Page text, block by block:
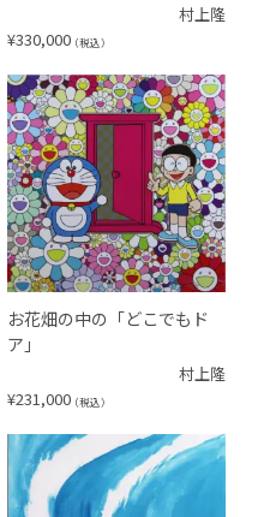
村上隆
¥330,000 （税込）
お花畑の中の「どこでもド
ア」
村上隆
¥231,000 （税込）